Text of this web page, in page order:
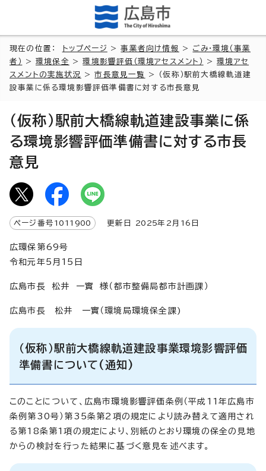
現在の位置： トップページ >事業者向け情報 > ごみ・環境（事業
者）
>環境保全 >環境影響評価（環境アセスメント） >環境アセ
スメントの実施状況
>市長意見一覧
> （仮称）駅前大橋線軌道建
設事業に係る環境影響評価準備書に対する市長意見
（仮称）駅前大橋線軌道建設事業に係
る環境影響評価準備書に対する市長
意見
ページ番号 1011900 更新日 2025年2月 16 日
広環保第69号
令和元年5月15日
広島市長 松井 一實 様（都市整備局都市計画課）
広島市長 松井 一實（環境局環境保全課)
（仮称）駅前大橋線軌道建設事業環境影響評価
準備書について(通知)
このことについて、広島市環境影響評価条例（平成11年広島市
条例第30号）第35条第2項の規定により読み替えて適用され
る第18条第1項の規定により、別紙のとおり環境の保全の見地
からの検討を行った結果に基づく意見を述べます。